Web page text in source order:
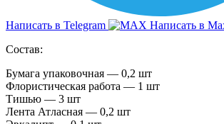
Написать в Telegram
Написать в
Состав:
Бумага упаковочная — 0,2 шт
Флористическая работа — 1 шт
Тишью — 3 шт
Лента Атласная — 0,2 шт